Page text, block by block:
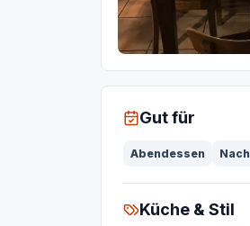
Gut für
Abendessen
Küche & Stil